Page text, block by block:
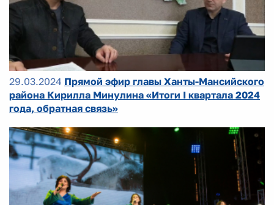
29.03.2024 Прямой эфир главы Ханты-Мансийского
района Кирилла Минулина «Итоги I квартала 2024
года, обратная связь»